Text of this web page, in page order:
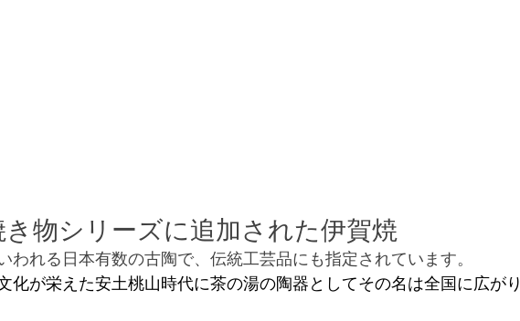
物シリーズに追加された伊賀焼
われる日本有数の古陶で、伝統工芸品にも指定されています。
化が栄えた安土桃山時代に茶の湯の陶器としてその名は全国に広がり